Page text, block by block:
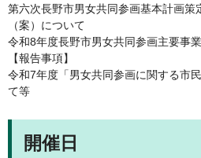
第六次長野市男女共同参画基本計画策
（案）について
令和8年度長野市男女共同参画主要事
【報告事項】
令和7年度「男女共同参画に関する市
て等
開催日